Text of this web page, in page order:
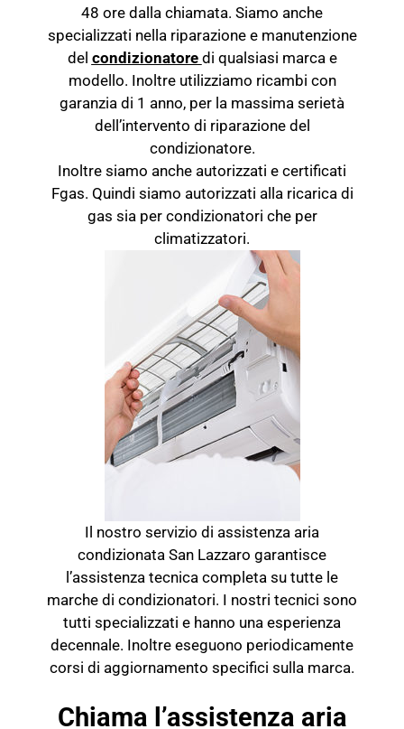
48 ore dalla chiamata. Siamo anche
specializzati nella riparazione e manutenzione
del condizionatore di qualsiasi marca e
modello. Inoltre utilizziamo ricambi con
garanzia di 1 anno, per la massima serietà
dell’intervento di riparazione del
condizionatore.
Inoltre siamo anche autorizzati e certificati
Fgas. Quindi siamo autorizzati alla ricarica di
gas sia per condizionatori che per
climatizzatori.
Il nostro servizio di assistenza aria
condizionata San Lazzaro garantisce
l’assistenza tecnica completa su tutte le
marche di condizionatori. I nostri tecnici sono
tutti specializzati e hanno una esperienza
decennale. Inoltre eseguono periodicamente
corsi di aggiornamento specifici sulla marca.
Chiama l’assistenza aria